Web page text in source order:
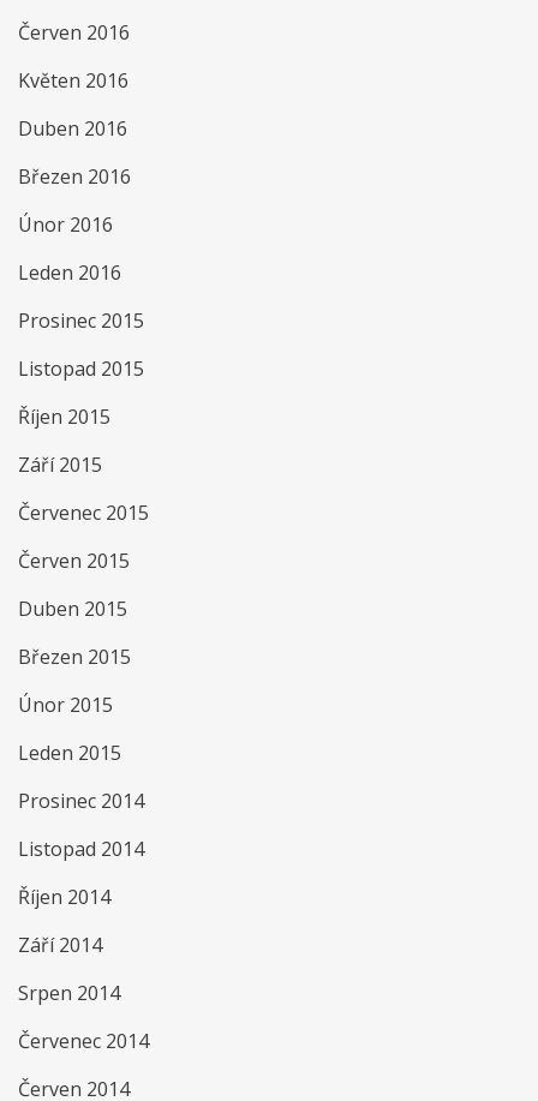
Červen 2016
Květen 2016
Duben 2016
Březen 2016
Únor 2016
Leden 2016
Prosinec 2015
Listopad 2015
Říjen 2015
Září 2015
Červenec 2015
Červen 2015
Duben 2015
Březen 2015
Únor 2015
Leden 2015
Prosinec 2014
Listopad 2014
Říjen 2014
Září 2014
Srpen 2014
Červenec 2014
Červen 2014